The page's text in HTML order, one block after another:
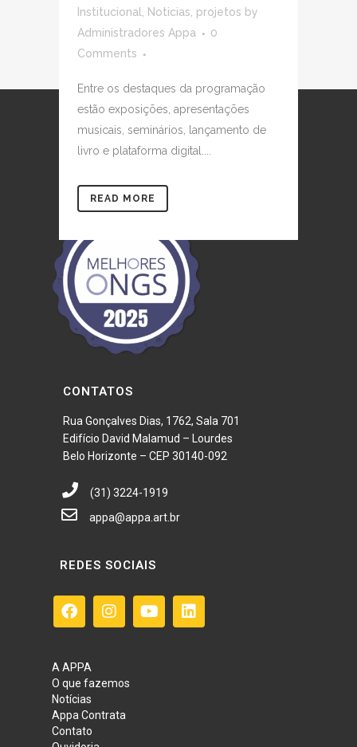
Institucional
Noticias projetos by
Administradores Appa
0
Comments
Entre os destaques da programação
estão exposições, apresentações
musicais, seminários, lançamento de
livro e plataforma digital....
READ MORE
CONTATOS
Rua Gonçalves Dias, 1762, Sala 701
Edifício David Malamud – Lourdes
Belo Horizonte – CEP 30140-092
(31) 3224-1919
appa@appa.art.br
REDES SOCIAIS
A APPA
O que fazemos
Notícias
Appa Contrata
Contato